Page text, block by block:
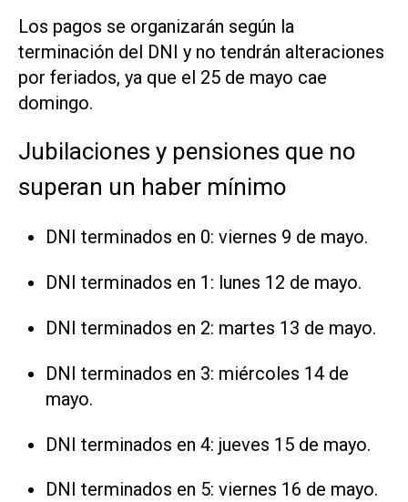
Los pagos se organizarán según la
terminación del DNI y no tendrán alteraciones
por feriados, ya que el 25 de mayo cae
domingo.
Jubilaciones y pensiones que no
superan un haber mínimo
DNI terminados en 0: viernes 9 de mayo.
DNI terminados en 1: lunes 12 de mayo.
DNI terminados en 2: martes 13 de mayo.
DNI terminados en 3: miércoles 14 de
mayo.
DNI terminados en 4: jueves 15 de mayo.
DNI terminados en 5: viernes 16 de mayo.